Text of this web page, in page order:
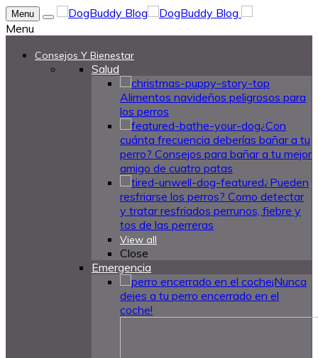
Menu
Menu
Consejos Y Bienestar
Salud
Alimentos navideños peligrosos para
los perros
¿Con
cuánta frecuencia deberías bañar a tu
perro? Consejos para bañar a tu mejor
amigo de cuatro patas
¿Pueden
resfriarse los perros? Como detectar
y tratar resfriados perrunos, fiebre y
tos de las perreras
View all
Close
Emergencia
¡Nunca
dejes a tu perro encerrado en el
coche!